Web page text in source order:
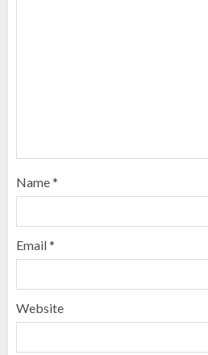
Name*
Email*
Website